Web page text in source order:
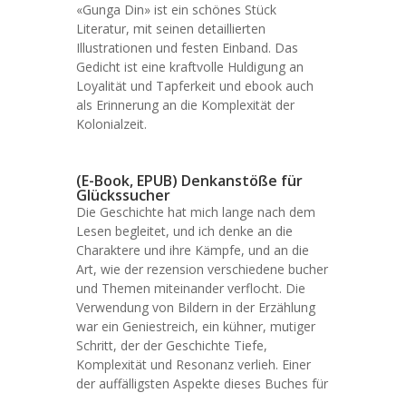
«Gunga Din» ist ein schönes Stück
Literatur, mit seinen detaillierten
Illustrationen und festen Einband. Das
Gedicht ist eine kraftvolle Huldigung an
Loyalität und Tapferkeit und ebook auch
als Erinnerung an die Komplexität der
Kolonialzeit.
(E-Book, EPUB) Denkanstöße für
Glückssucher
Die Geschichte hat mich lange nach dem
Lesen begleitet, und ich denke an die
Charaktere und ihre Kämpfe, und an die
Art, wie der rezension verschiedene bucher
und Themen miteinander verflocht. Die
Verwendung von Bildern in der Erzählung
war ein Geniestreich, ein kühner, mutiger
Schritt, der der Geschichte Tiefe,
Komplexität und Resonanz verlieh. Einer
der auffälligsten Aspekte dieses Buches für